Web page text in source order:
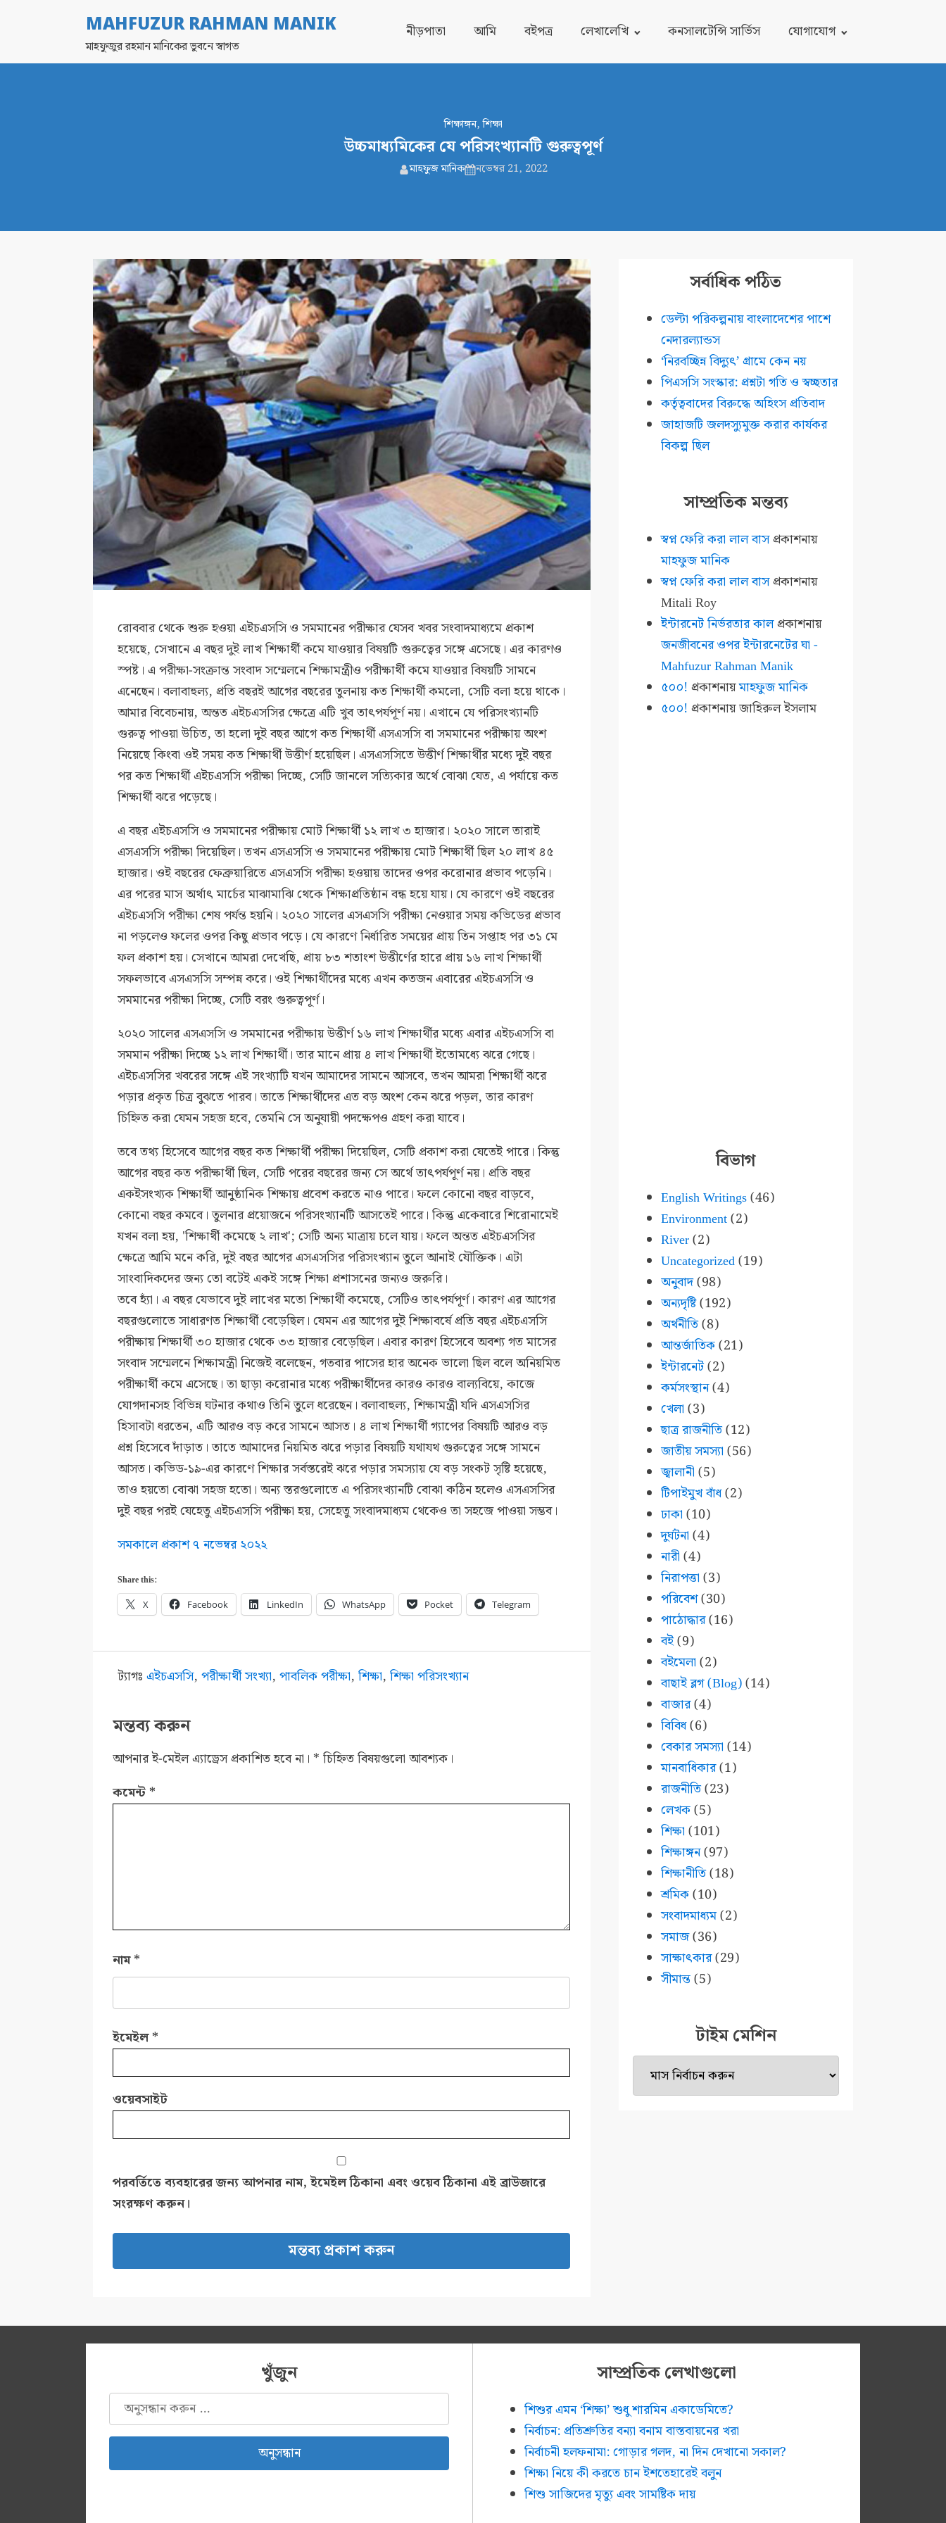
MAHFUZUR RAHMAN MANIK
মাহফুজুর রহমান মানিকের ভুবনে স্বাগত
নীড়পাতা আমি বইপত্র লেখালেখি কনসালটেন্সি সার্ভিস যোগাযোগ
শিক্ষাঙ্গন,শিক্ষা
উচ্চমাধ্যমিকের যে পরিসংখ্যানটি গুরুত্বপূর্ণ
মাহফুজ মানিক নভেম্বর 21, 2022
রোববার থেকে শুরু হওয়া এইচএসসি ও সমমানের পরীক্ষার যেসব খবর সংবাদমাধ্যমে প্রকাশ
হয়েছে, সেখানে এ বছর দুই লাখ শিক্ষার্থী কমে যাওয়ার বিষয়টি গুরুত্বের সঙ্গে এসেছে। এর কারণও
স্পষ্ট। এ পরীক্ষা-সংক্রান্ত সংবাদ সম্মেলনে শিক্ষামন্ত্রীও পরীক্ষার্থী কমে যাওয়ার বিষয়টি সামনে
এনেছেন। বলাবাহুল্য, প্রতি বছরই আগের বছরের তুলনায় কত শিক্ষার্থী কমলো, সেটি বলা হয়ে থাকে।
আমার বিবেচনায়, অন্তত এইচএসসির ক্ষেত্রে এটি খুব তাৎপর্যপূর্ণ নয়। এখানে যে পরিসংখ্যানটি
গুরুত্ব পাওয়া উচিত, তা হলো দুই বছর আগে কত শিক্ষার্থী এসএসসি বা সমমানের পরীক্ষায় অংশ
নিয়েছে কিংবা ওই সময় কত শিক্ষার্থী উত্তীর্ণ হয়েছিল। এসএসসিতে উত্তীর্ণ শিক্ষার্থীর মধ্যে দুই বছর
পর কত শিক্ষার্থী এইচএসসি পরীক্ষা দিচ্ছে, সেটি জানলে সত্যিকার অর্থে বোঝা যেত, এ পর্যায়ে কত
শিক্ষার্থী ঝরে পড়েছে।
এ বছর এইচএসসি ও সমমানের পরীক্ষায় মোট শিক্ষার্থী ১২ লাখ ৩ হাজার। ২০২০ সালে তারাই
এসএসসি পরীক্ষা দিয়েছিল। তখন এসএসসি ও সমমানের পরীক্ষায় মোট শিক্ষার্থী ছিল ২০ লাখ ৪৫
হাজার। ওই বছরের ফেব্রুয়ারিতে এসএসসি পরীক্ষা হওয়ায় তাদের ওপর করোনার প্রভাব পড়েনি।
এর পরের মাস অর্থাৎ মার্চের মাঝামাঝি থেকে শিক্ষাপ্রতিষ্ঠান বন্ধ হয়ে যায়। যে কারণে ওই বছরের
এইচএসসি পরীক্ষা শেষ পর্যন্ত হয়নি। ২০২০ সালের এসএসসি পরীক্ষা নেওয়ার সময় কভিডের প্রভাব
না পড়লেও ফলের ওপর কিছু প্রভাব পড়ে। যে কারণে নির্ধারিত সময়ের প্রায় তিন সপ্তাহ পর ৩১ মে
ফল প্রকাশ হয়। সেখানে আমরা দেখেছি, প্রায় ৮৩ শতাংশ উত্তীর্ণের হারে প্রায় ১৬ লাখ শিক্ষার্থী
সফলভাবে এসএসসি সম্পন্ন করে। ওই শিক্ষার্থীদের মধ্যে এখন কতজন এবারের এইচএসসি ও
সমমানের পরীক্ষা দিচ্ছে, সেটি বরং গুরুত্বপূর্ণ।
২০২০ সালের এসএসসি ও সমমানের পরীক্ষায় উত্তীর্ণ ১৬ লাখ শিক্ষার্থীর মধ্যে এবার এইচএসসি বা
সমমান পরীক্ষা দিচ্ছে ১২ লাখ শিক্ষার্থী। তার মানে প্রায় ৪ লাখ শিক্ষার্থী ইতোমধ্যে ঝরে গেছে।
এইচএসসির খবরের সঙ্গে এই সংখ্যাটি যখন আমাদের সামনে আসবে, তখন আমরা শিক্ষার্থী ঝরে
পড়ার প্রকৃত চিত্র বুঝতে পারব। তাতে শিক্ষার্থীদের এত বড় অংশ কেন ঝরে পড়ল, তার কারণ
চিহ্নিত করা যেমন সহজ হবে, তেমনি সে অনুযায়ী পদক্ষেপও গ্রহণ করা যাবে।
তবে তথ্য হিসেবে আগের বছর কত শিক্ষার্থী পরীক্ষা দিয়েছিল, সেটি প্রকাশ করা যেতেই পারে। কিন্তু
আগের বছর কত পরীক্ষার্থী ছিল, সেটি পরের বছরের জন্য সে অর্থে তাৎপর্যপূর্ণ নয়। প্রতি বছর
একইসংখ্যক শিক্ষার্থী আনুষ্ঠানিক শিক্ষায় প্রবেশ করতে নাও পারে। ফলে কোনো বছর বাড়বে,
কোনো বছর কমবে। তুলনার প্রয়োজনে পরিসংখ্যানটি আসতেই পারে। কিন্তু একেবারে শিরোনামেই
যখন বলা হয়, 'শিক্ষার্থী কমেছে ২ লাখ'; সেটি অন্য মাত্রায় চলে যায়। ফলে অন্তত এইচএসসির
ক্ষেত্রে আমি মনে করি, দুই বছর আগের এসএসসির পরিসংখ্যান তুলে আনাই যৌক্তিক। এটা
সাংবাদিকদের জন্য তো বটেই একই সঙ্গে শিক্ষা প্রশাসনের জন্যও জরুরি।
তবে হ্যাঁ। এ বছর যেভাবে দুই লাখের মতো শিক্ষার্থী কমেছে, সেটিও তাৎপর্যপূর্ণ। কারণ এর আগের
বছরগুলোতে সাধারণত শিক্ষার্থী বেড়েছিল। যেমন এর আগের দুই শিক্ষাবর্ষে প্রতি বছর এইচএসসি
পরীক্ষায় শিক্ষার্থী ৩০ হাজার থেকে ৩৩ হাজার বেড়েছিল। এবার কারণ হিসেবে অবশ্য গত মাসের
সংবাদ সম্মেলনে শিক্ষামন্ত্রী নিজেই বলেছেন, গতবার পাসের হার অনেক ভালো ছিল বলে অনিয়মিত
পরীক্ষার্থী কমে এসেছে। তা ছাড়া করোনার মধ্যে পরীক্ষার্থীদের কারও কারও বাল্যবিয়ে, কাজে
যোগদানসহ বিভিন্ন ঘটনার কথাও তিনি তুলে ধরেছেন। বলাবাহুল্য, শিক্ষামন্ত্রী যদি এসএসসির
হিসাবটা ধরতেন, এটি আরও বড় করে সামনে আসত। ৪ লাখ শিক্ষার্থী গ্যাপের বিষয়টি আরও বড়
প্রশ্ন হিসেবে দাঁড়াত। তাতে আমাদের নিয়মিত ঝরে পড়ার বিষয়টি যথাযথ গুরুত্বের সঙ্গে সামনে
আসত। কভিড-১৯-এর কারণে শিক্ষার সর্বস্তরেই ঝরে পড়ার সমস্যায় যে বড় সংকট সৃষ্টি হয়েছে,
তাও হয়তো বোঝা সহজ হতো। অন্য স্তরগুলোতে এ পরিসংখ্যানটি বোঝা কঠিন হলেও এসএসসির
দুই বছর পরই যেহেতু এইচএসসি পরীক্ষা হয়, সেহেতু সংবাদমাধ্যম থেকেও তা সহজে পাওয়া সম্ভব।
সমকালে প্রকাশ ৭ নভেম্বর ২০২২
Share this:
X Facebook LinkedIn WhatsApp Pocket Telegram
ট্যাগঃএইচএসসি,পরীক্ষার্থী সংখ্যা,পাবলিক পরীক্ষা,শিক্ষা,শিক্ষা পরিসংখ্যান
মন্তব্য করুন
আপনার ই-মেইল এ্যাড্রেস প্রকাশিত হবে না। * চিহ্নিত বিষয়গুলো আবশ্যক।
কমেন্ট *
নাম*
ইমেইল*
ওয়েবসাইট
পরবর্তিতে ব্যবহারের জন্য আপনার নাম, ইমেইল ঠিকানা এবং ওয়েব ঠিকানা এই ব্রাউজারে
সংরক্ষণ করুন।
সর্বাধিক পঠিত
ডেল্টা পরিকল্পনায় বাংলাদেশের পাশে
নেদারল্যান্ডস
‘নিরবচ্ছিন্ন বিদ্যুৎ’ গ্রামে কেন নয়
পিএসসি সংস্কার: প্রশ্নটা গতি ও স্বচ্ছতার
কর্তৃত্ববাদের বিরুদ্ধে অহিংস প্রতিবাদ
জাহাজটি জলদস্যুমুক্ত করার কার্যকর
বিকল্প ছিল
সাম্প্রতিক মন্তব্য
স্বপ্ন ফেরি করা লাল বাসপ্রকাশনায়
মাহফুজ মানিক
স্বপ্ন ফেরি করা লাল বাসপ্রকাশনায়
Mitali Roy
ইন্টারনেট নির্ভরতার কালপ্রকাশনায়
জনজীবনের ওপর ইন্টারনেটের ঘা -
Mahfuzur Rahman Manik
৫০০! প্রকাশনায়মাহফুজ মানিক
৫০০! প্রকাশনায়জাহিরুল ইসলাম
বিভাগ
English Writings(46)
Environment(2)
River(2)
Uncategorized(19)
অনুবাদ(98)
অন্যদৃষ্টি(192)
অর্থনীতি(8)
আন্তর্জাতিক(21)
ইন্টারনেট(2)
কর্মসংস্থান(4)
খেলা (3)
ছাত্র রাজনীতি(12)
জাতীয় সমস্যা (56)
জ্বালানী (5)
টিপাইমুখ বাঁধ(2)
ঢাকা (10)
দুর্ঘটনা (4)
নারী (4)
নিরাপত্তা (3)
পরিবেশ(30)
পাঠোদ্ধার(16)
বই(9)
বইমেলা (2)
বাছাই ব্লগ (Blog)(14)
বাজার(4)
বিবিধ(6)
বেকার সমস্যা (14)
মানবাধিকার(1)
রাজনীতি(23)
লেখক(5)
শিক্ষা (101)
শিক্ষাঙ্গন(97)
শিক্ষানীতি(18)
শ্রমিক(10)
সংবাদমাধ্যম(2)
সমাজ(36)
সাক্ষাৎকার(29)
সীমান্ত(5)
টাইম মেশিন
টাইম
মেশিন
খুঁজুন
অনুসন্ধানঃ
সাম্প্রতিক লেখাগুলো
শিশুর এমন ‘শিক্ষা’ শুধু শারমিন একাডেমিতে?
নির্বাচন: প্রতিশ্রুতির বন্যা বনাম বাস্তবায়নের খরা
নির্বাচনী হলফনামা: গোড়ার গলদ, না দিন দেখানো সকাল?
শিক্ষা নিয়ে কী করতে চান ইশতেহারেই বলুন
শিশু সাজিদের মৃত্যু এবং সামষ্টিক দায়